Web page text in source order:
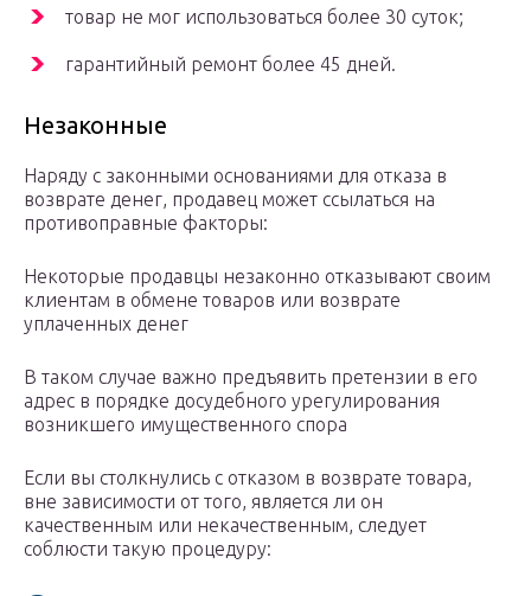
товар не мог использоваться более 30 суток;
гарантийный ремонт более 45 дней.
Незаконные
Наряду с законными основаниями для отказа в
возврате денег, продавец может ссылаться на
противоправные факторы:
Некоторые продавцы незаконно отказывают своим
клиентам в обмене товаров или возврате
уплаченных денег
В таком случае важно предъявить претензии в его
адрес в порядке досудебного урегулирования
возникшего имущественного спора
Если вы столкнулись с отказом в возврате товара,
вне зависимости от того, является ли он
качественным или некачественным, следует
соблюсти такую процедуру: